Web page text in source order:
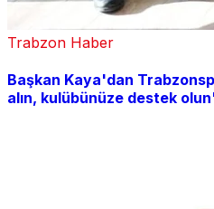
Trabzon Haber
Başkan Kaya'dan
alın, kulübünüze destek